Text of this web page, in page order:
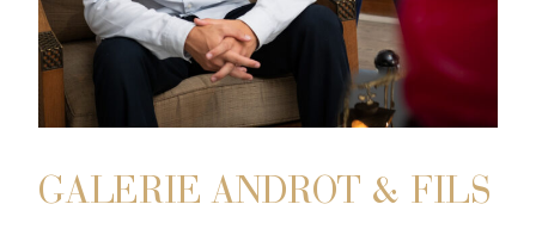
GALERIE ANDROT & FILS